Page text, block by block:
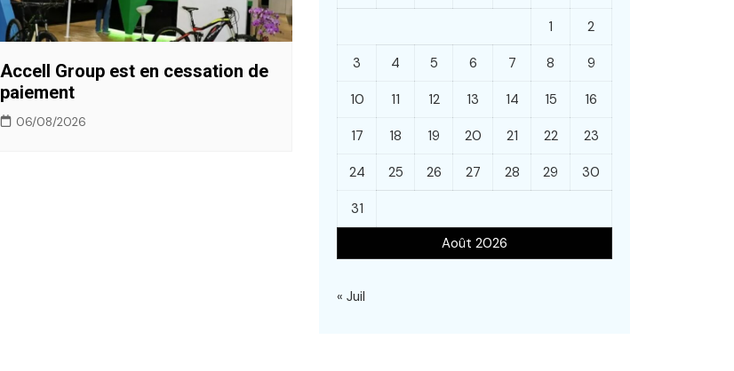
Accell Group est en cessation de
paiement
06/08/2026
Août 2026
1 2
3 4 5 6 7 8 9
10 11 12 13 14 15 16
17 18 19 20 21 22 23
24 25 26 27 28 29 30
31
« Juil